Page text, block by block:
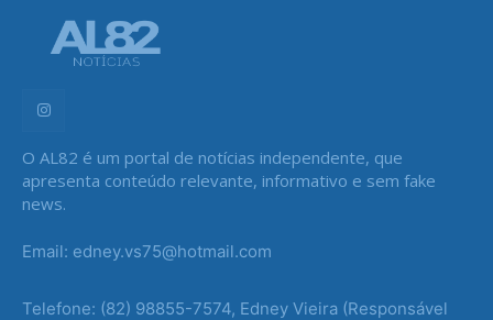
O AL82 é um portal de notícias independente, que
apresenta conteúdo relevante, informativo e sem fake
news.
Email: edney.vs75@hotmail.com
Telefone: (82) 98855-7574, Edney Vieira (Responsável